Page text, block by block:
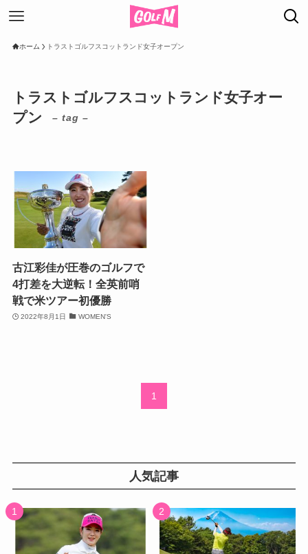
ホーム トラストゴルフスコットランド女子オープン
トラストゴルフスコットランド女子オー
プン
– tag –
古江彩佳が圧巻のゴルフで
4打差を大逆転！全英前哨
戦で米ツアー初優勝
2022年8月1日 WOMEN'S
1
人気記事